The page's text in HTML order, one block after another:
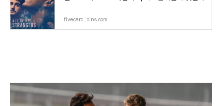
fivecard.joins.com